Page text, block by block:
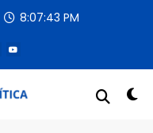
8:07:43 PM